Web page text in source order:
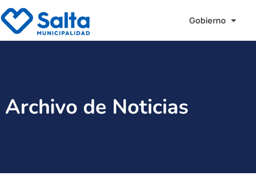
Gobierno
Archivo de Noticias